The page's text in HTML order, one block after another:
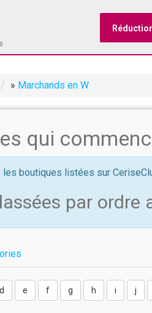
» Marchands en W
qui
boutiques listées sur
par ordre
d e f g h i j